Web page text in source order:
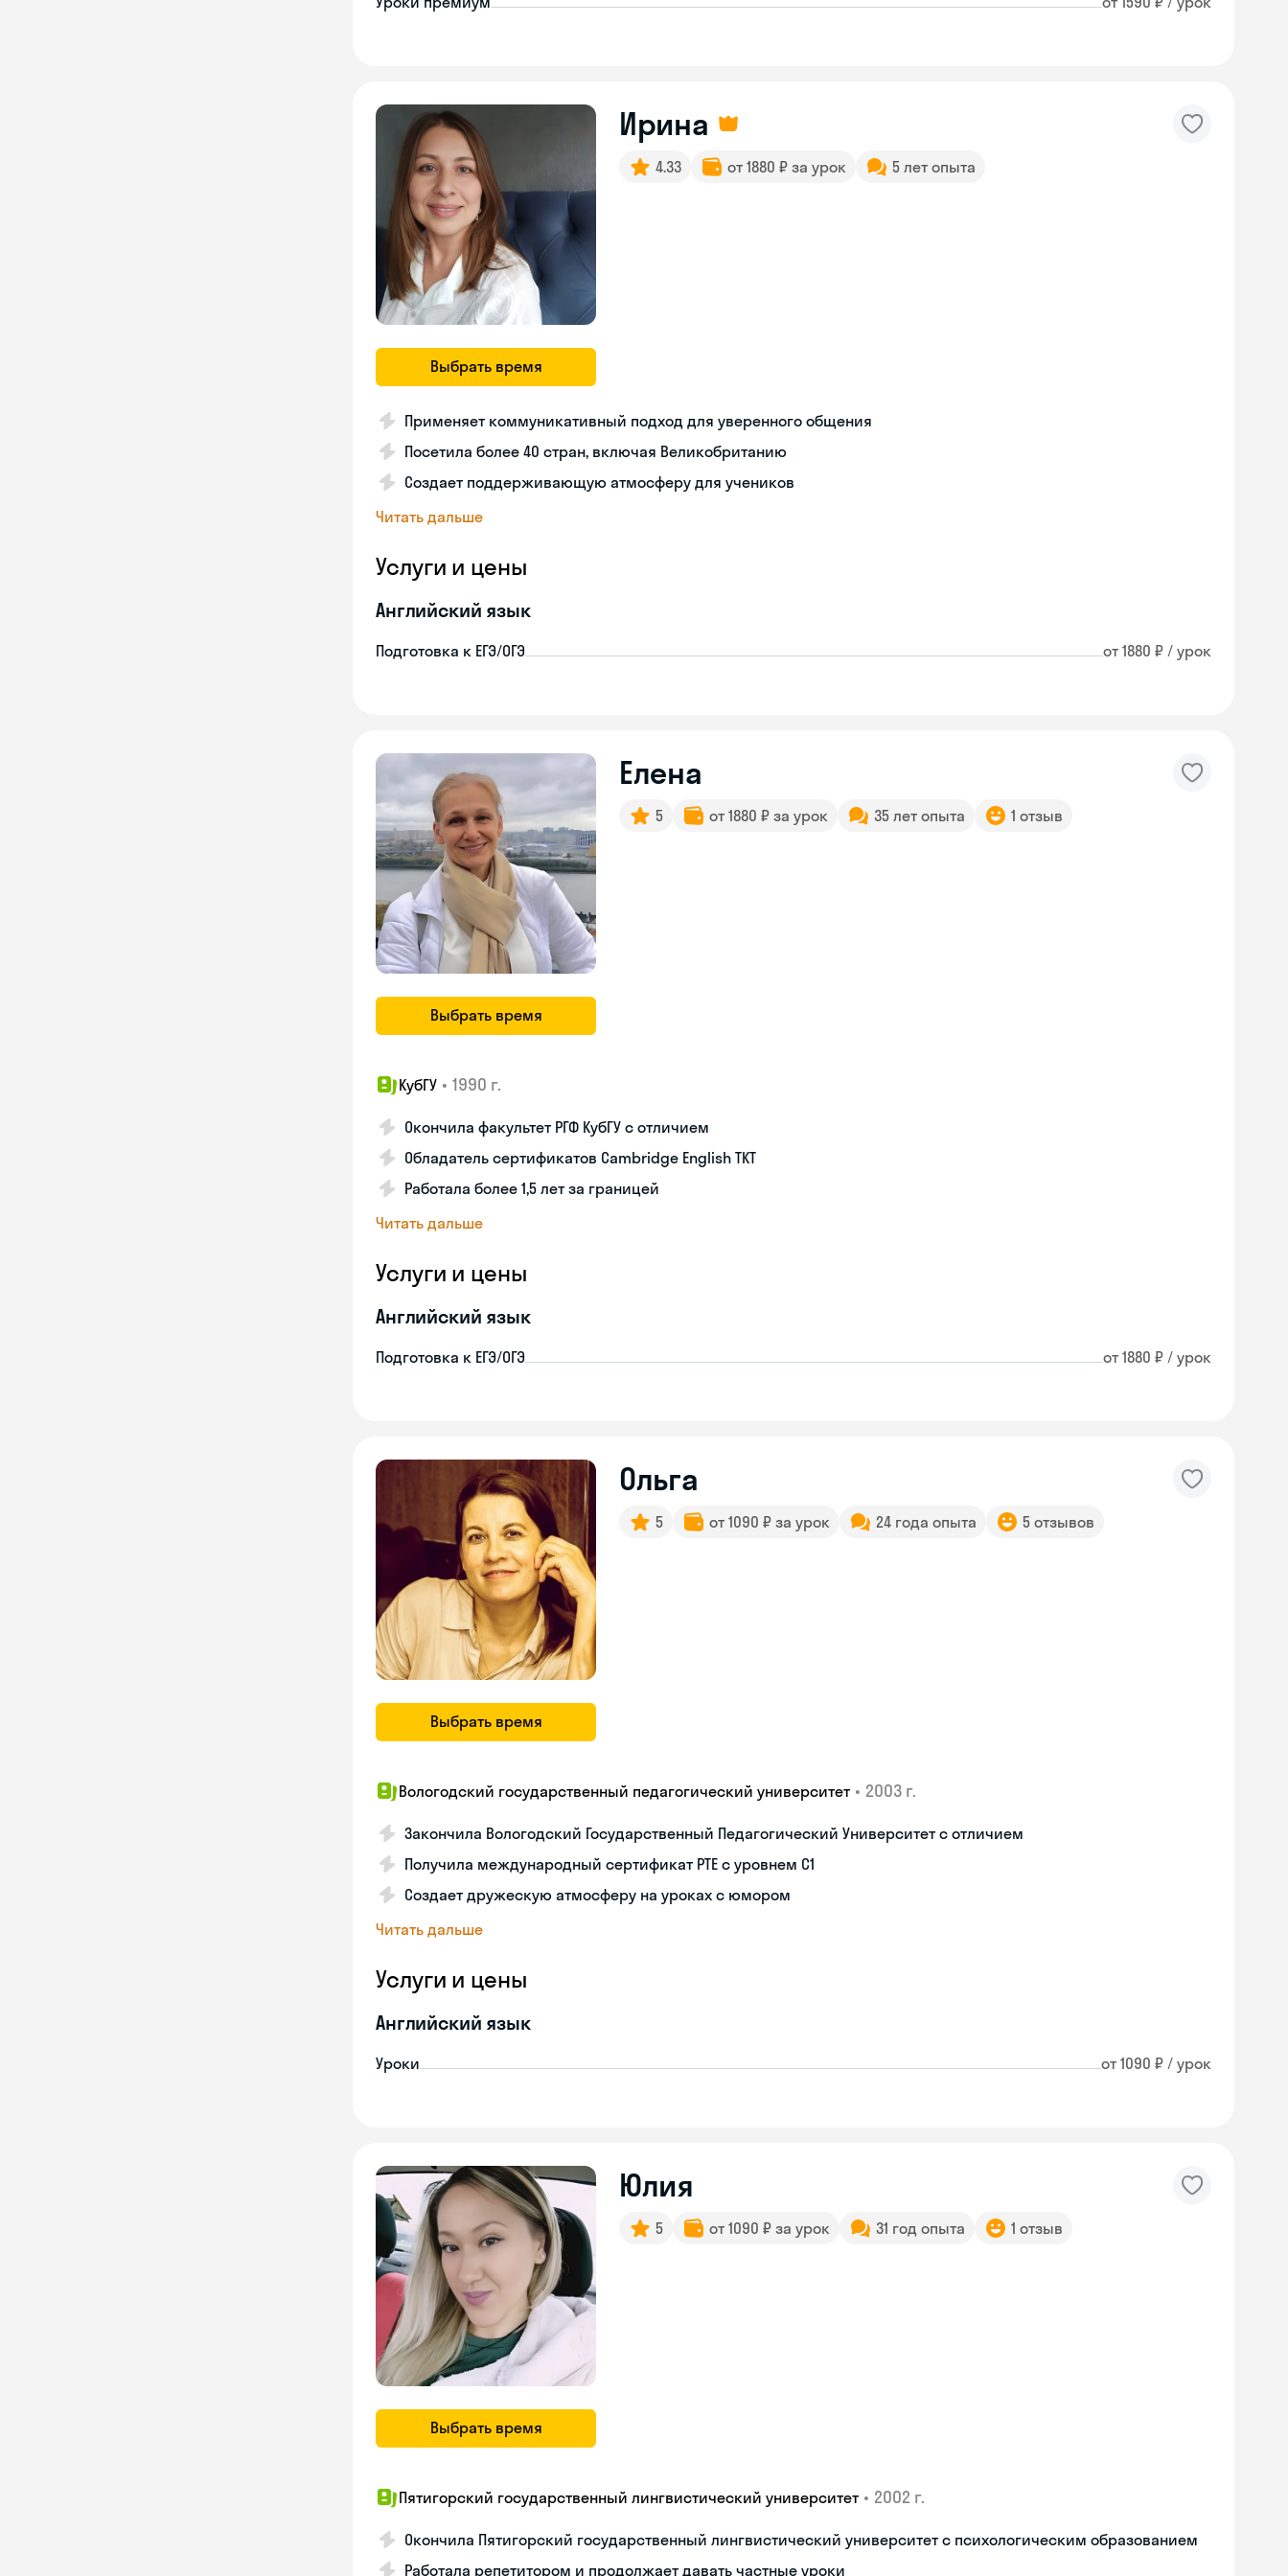
Выбрать время
Ирина
4.33 от 1880 ₽ за урок 5 лет опыта
Применяет коммуникативный подход для уверенного общения
Посетила более 40 стран, включая Великобританию
Создает поддерживающую атмосферу для учеников
Читать дальше
Услуги и цены
Английский язык
Подготовка к ЕГЭ/ОГЭ от 1880 ₽ / урок
Выбрать время
Елена
5 от 1880 ₽ за урок 35 лет опыта 1 отзыв
КубГУ • 1990 г.
Окончила факультет РГФ КубГУ с отличием
Обладатель сертификатов Cambridge English TKT
Работала более 1,5 лет за границей
Читать дальше
Услуги и цены
Английский язык
Подготовка к ЕГЭ/ОГЭ от 1880 ₽ / урок
Выбрать время
Ольга
5 от 1090 ₽ за урок 24 года опыта 5 отзывов
Вологодский государственный педагогический университет • 2003 г.
Закончила Вологодский Государственный Педагогический Университет с отличием
Получила международный сертификат PTE с уровнем C1
Создает дружескую атмосферу на уроках с юмором
Читать дальше
Услуги и цены
Английский язык
Уроки от 1090 ₽ / урок
Выбрать время
Юлия
5 от 1090 ₽ за урок 31 год опыта 1 отзыв
Пятигорский государственный лингвистический университет • 2002 г.
Окончила Пятигорский государственный лингвистический университет с психологическим образованием
Работала репетитором и продолжает давать частные уроки
Skyeng Chat